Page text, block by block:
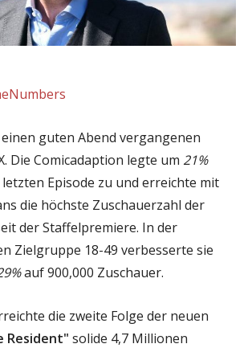
guten Abend vergangenen
Die Comicadaption legte um 21%
Episode zu und erreichte mit
die höchste Zuschauerzahl der
der Staffelpremiere. In der
Zielgruppe 18-49 verbesserte sie
auf 900,000 Zuschauer.
die zweite Folge der neuen
Resident" solide 4,7 Millionen